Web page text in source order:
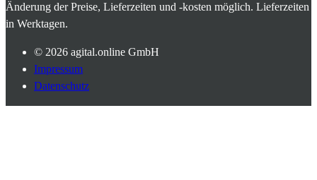
Änderung der Preise, Lieferzeiten und -kosten möglich. Lieferzeiten
in Werktagen.
© 2026 agital.online GmbH
Impressum
Datenschutz